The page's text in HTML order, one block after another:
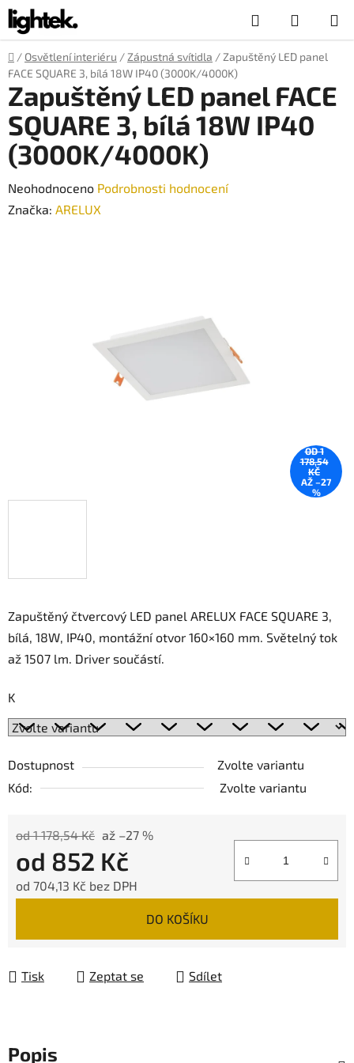
Přejít
na
obsah
Hledat
KOŠÍK
Domů
/ Osvětlení interiéru / Zápustná svítidla / Zapuštěný LED panel
FACE SQUARE 3, bílá 18W IP40 (3000K/4000K)
Zapuštěný čtvercový LED panel ARELUX FACE SQUARE 3,
bílá, 18W, IP40, montážní otvor 160×160 mm. Světelný tok
až 1507 lm. Driver součástí.
K
Dostupnost
Zvolte variantu
Kód:
Zvolte variantu
od 1 178,54 Kč až –27 %
od 852 Kč
od 704,13 Kč bez DPH
DO KOŠÍKU
Tisk Zeptat se Sdílet
Zapuštěný LED panel FACE
SQUARE 3, bílá 18W IP40
(3000K/4000K)
Průměrné
hodnocení
Neohodnoceno Podrobnosti hodnocení
Značka: ARELUX
OD 1
178,54
KČ
AŽ –27
%
Popis